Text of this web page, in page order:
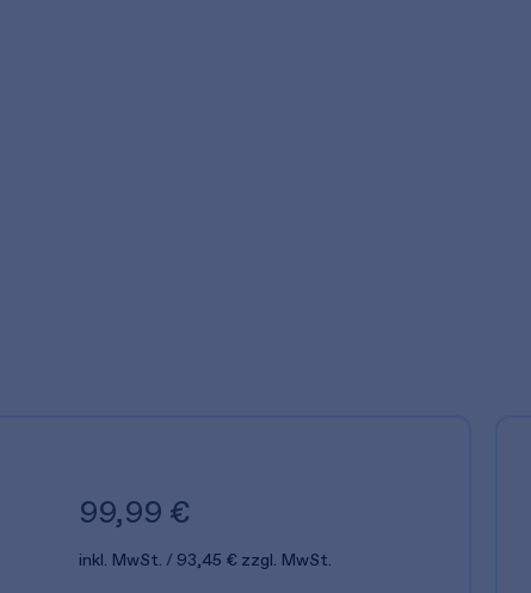
99,99 €
inkl. MwSt. 93,45 € zzgl. MwSt.